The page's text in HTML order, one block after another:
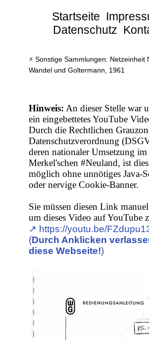
Startseite
Datenschutz
⚡ Sonstige Sammlungen: Netzeinheit
Wandel und Goltermann, 1961
Hinweis: An dieser Stelle war
ein eingebettetes YouTube
Durch die Rechtlichen
Datenschutzverordnung
deren nationaler Umsetzung im
Merkel'schen #Neuland, ist
möglich ohne unnötiges Java-
oder nervige Cookie-Banner.
Sie müssen diesen Link
um dieses Video auf YouTube
↗︎ https://youtu.be/
(Durch Anklicken
diese Webseite!)